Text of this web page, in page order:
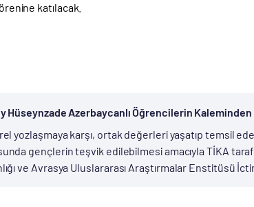
katılacak.
Hüseynzade Azerbaycanlı Öğrencilerin Kaleminden
yozlaşmaya karşı, ortak değerleri yaşatıp temsil
gençlerin teşvik edilebilmesi amacıyla TİKA
ve Avrasya Uluslararası Araştırmalar Enstitüsü